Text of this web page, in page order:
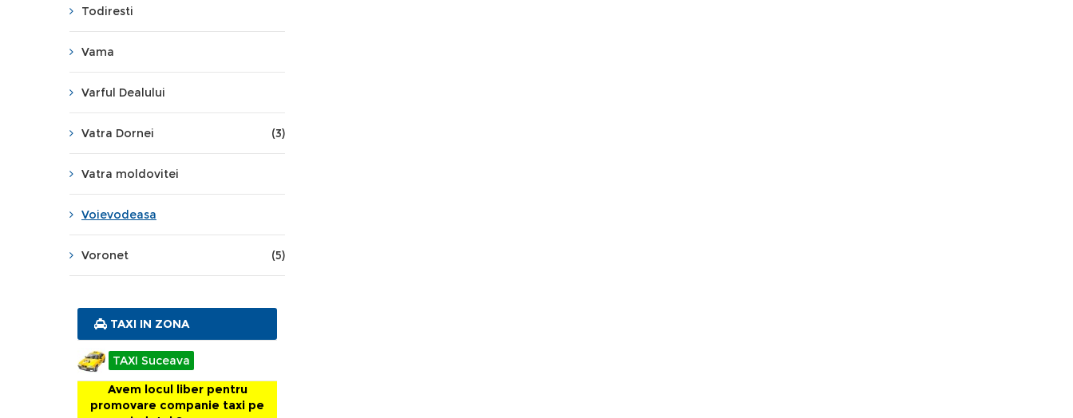
Todiresti
Vama
Varful Dealului
Vatra Dornei (3)
Vatra moldovitei
Voievodeasa
Voronet (5)
TAXI IN ZONA
TAXI Suceava
Avem locul liber pentru
promovare companie taxi pe